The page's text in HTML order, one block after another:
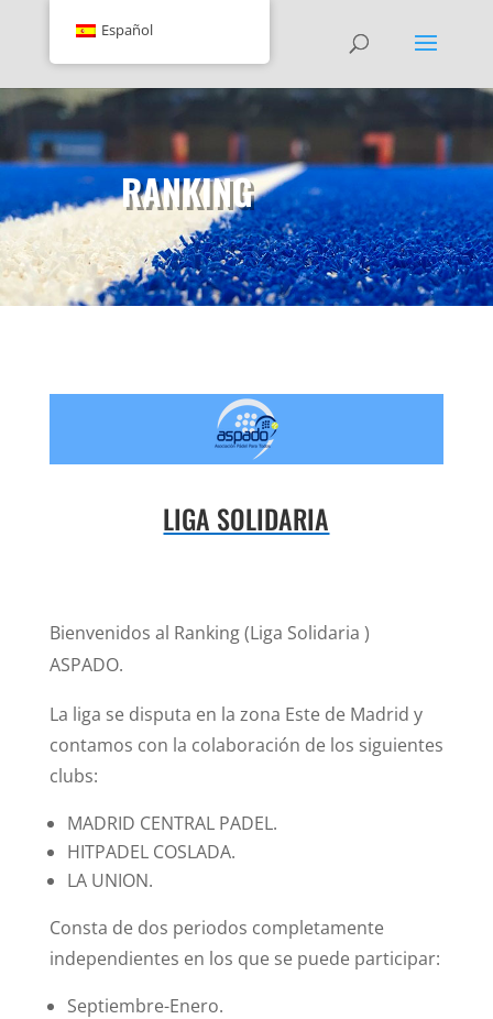
RANKING
LIGA SOLIDARIA
Bienvenidos al Ranking (Liga Solidaria )
ASPADO.
La liga se disputa en la zona Este de Madrid y
contamos con la colaboración de los siguientes
clubs:
MADRID CENTRAL PADEL.
HITPADEL COSLADA.
LA UNION.
Consta de dos periodos completamente
independientes en los que se puede participar:
Septiembre-Enero.
Español